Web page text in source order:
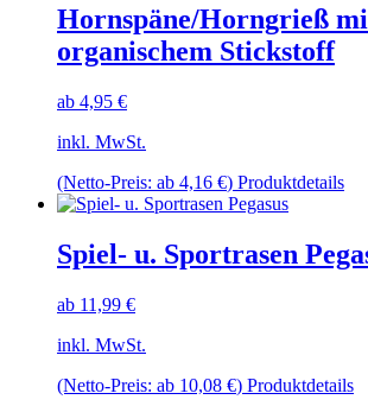
auf.
Die
Hornspäne/Horngrieß
organischem Stickstoff
ab 4,95 €
inkl. MwSt.
(Netto-Preis: ab 4,16 €) Produktdetails
der
Spiel- u. Sportrasen
ab 11,99 €
inkl. MwSt.
(Netto-Preis: ab 10,08 €) Produktdetails